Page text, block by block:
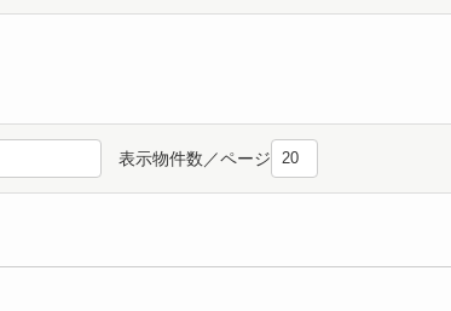
表示物件数／ページ